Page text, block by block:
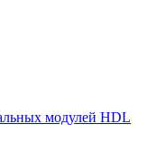
модулей HDL